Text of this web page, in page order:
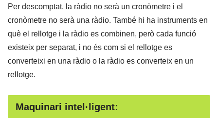
Per descomptat, la ràdio no serà un cronòmetre i el
cronòmetre no serà una ràdio. També hi ha instruments en
què el rellotge i la ràdio es combinen, però cada funció
existeix per separat, i no és com si el rellotge es
converteixi en una ràdio o la ràdio es converteix en un
rellotge.
Maquinari intel·ligent: